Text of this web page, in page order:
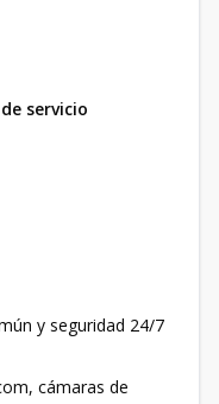
servicio
y seguridad 24/7
cámaras de